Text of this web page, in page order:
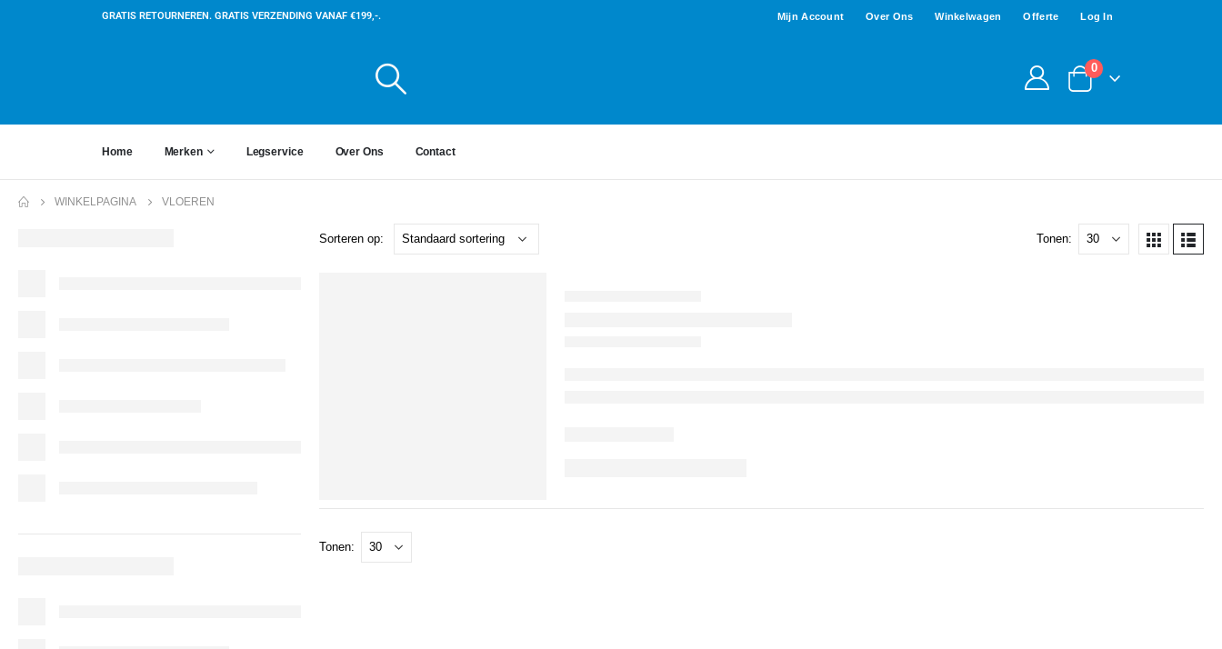
GRATIS RETOURNEREN. GRATIS VERZENDING VANAF €199,-. Mijn Account Over Ons Winkelwagen Offerte Log In
0
Home Merken Legservice Over Ons Contact
WINKELPAGINA VLOEREN
Sorteren op: Tonen:
Tonen: